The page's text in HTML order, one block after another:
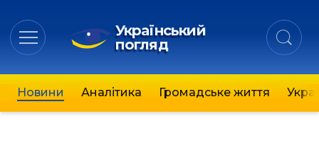
Український
погляд
Новини Аналітика Громадське життя